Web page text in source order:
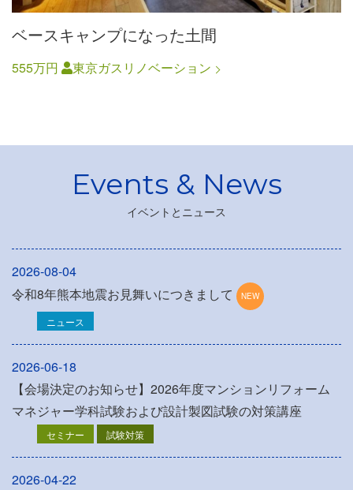
ベースキャンプになった土間
555万円 東京ガスリノベーション
イベントとニュース
2026-08-04
令和8年熊本地震お見舞いにつきまして
ニュース
2026-06-18
【会場決定のお知らせ】2026年度マンションリフォーム
マネジャー学科試験および設計製図試験の対策講座
セミナー 試験対策
2026-04-22